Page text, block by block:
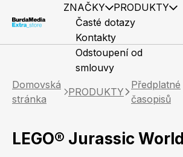
ZNAČKY PRODUKTY
Elle
Předplatné časopisů
Časté dotazy
Kontakty
Odstoupení od
smlouvy
Domovská
stránka
PRODUKTY
Předplatné
časopisů
LEGO® Jurassic